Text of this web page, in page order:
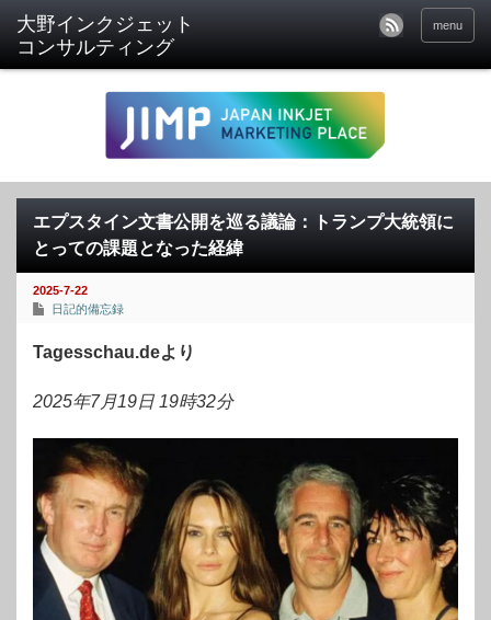
menu
エプスタイン文書公開を巡る議論：トランプ大統領に
とっての課題となった経緯
2025-7-22
日記的備忘録
Tagesschau.deより
2025年7月19日 19時32分